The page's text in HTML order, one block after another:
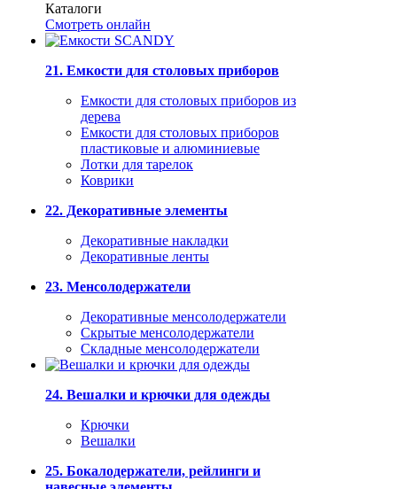
Каталоги
Смотреть онлайн
21. Емкости для столовых приборов
Емкости для столовых приборов из
дерева
Емкости для столовых приборов
пластиковые и алюминиевые
Лотки для тарелок
Коврики
22. Декоративные элементы
Декоративные накладки
Декоративные ленты
23. Менсолодержатели
Декоративные менсолодержатели
Скрытые менсолодержатели
Складные менсолодержатели
24. Вешалки и крючки для одежды
Крючки
Вешалки
25. Бокалодержатели, рейлинги и